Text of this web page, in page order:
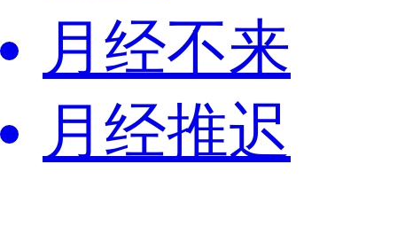
月经不来
月经推迟